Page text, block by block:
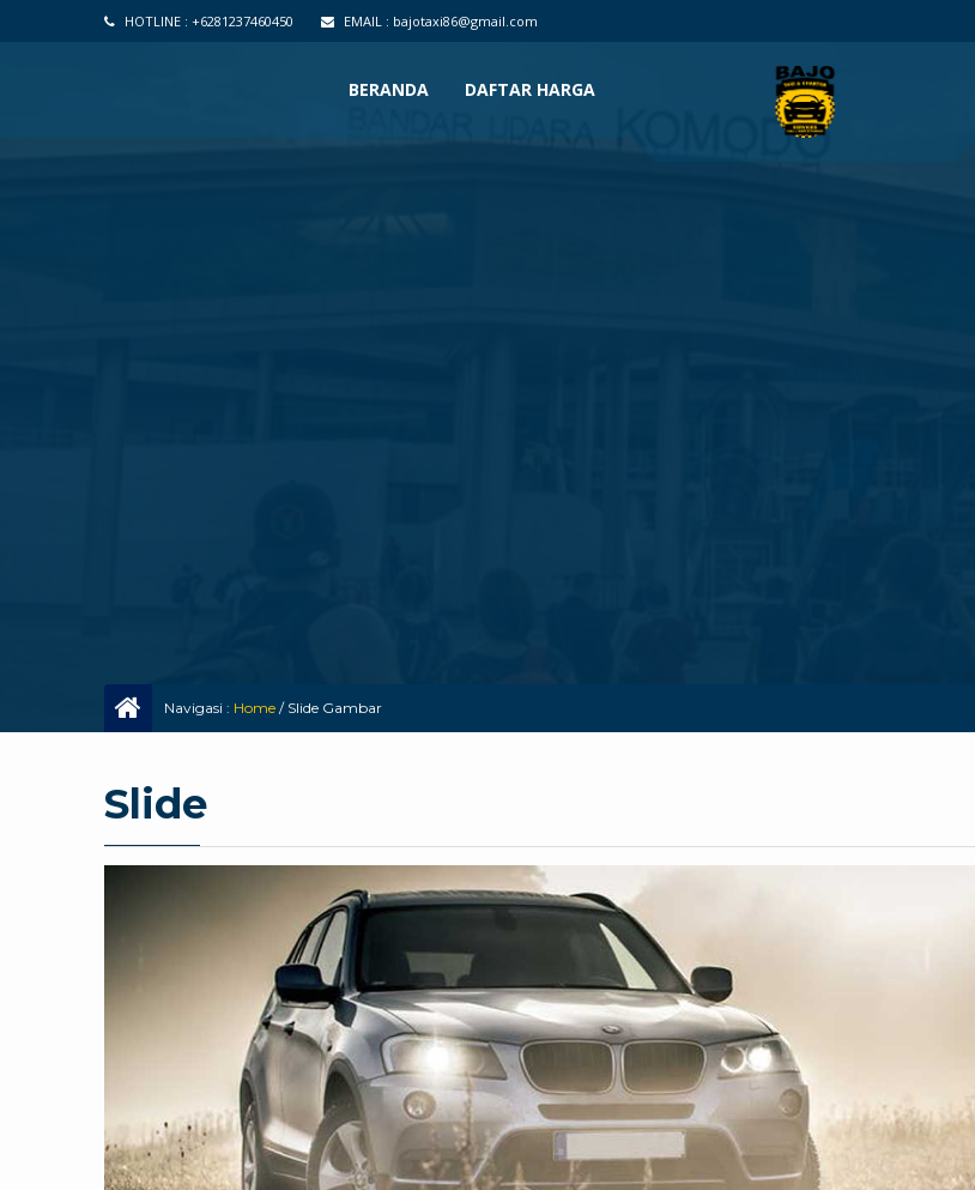
HOTLINE : +6281237460450 EMAIL : bajotaxi86@gmail.com
BERANDA DAFTAR HARGA
Navigasi : Home / Slide Gambar
Slide